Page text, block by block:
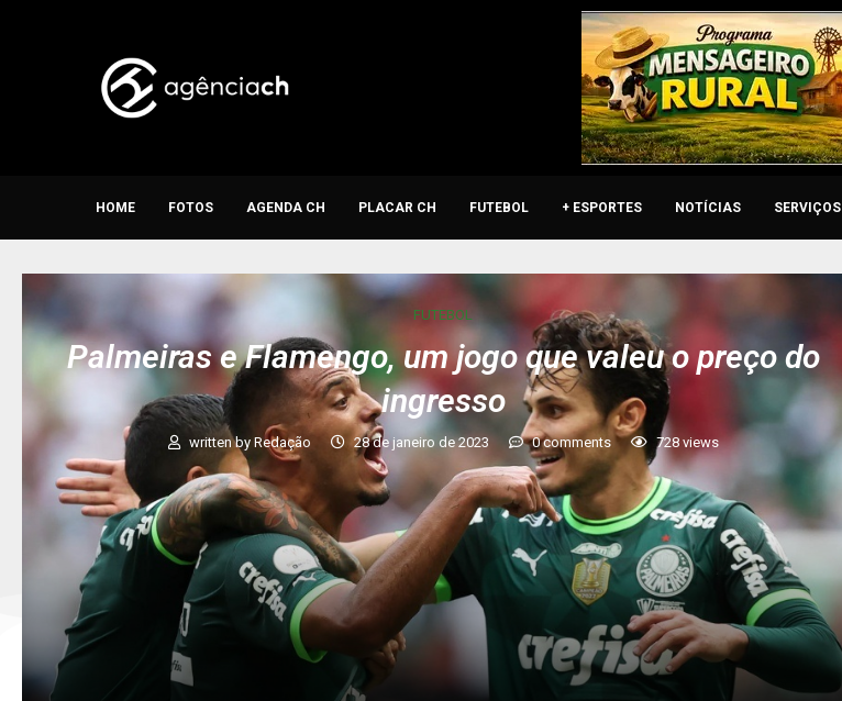
HOME FOTOS AGENDA CH PLACAR CH FUTEBOL + ESPORTES NOTÍCIAS SERVIÇOS
FUTEBOL
Palmeiras e Flamengo, um jogo que valeu o preço do
ingresso
written by Redação 28 de janeiro de 2023 0 comments 728views